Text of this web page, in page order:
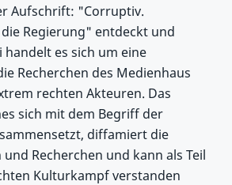
Aufschrift: "Corruptiv.
Regierung" entdeckt und
es sich um eine
Recherchen des Medienhaus
rechten Akteuren. Das
sich mit dem Begriff der
diffamiert die
Recherchen und kann als Teil
Kulturkampf verstanden